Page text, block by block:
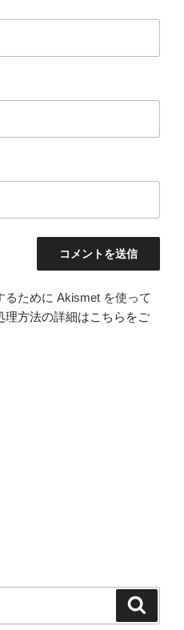
るために Akismet を使って
理方法の詳細はこちらをご